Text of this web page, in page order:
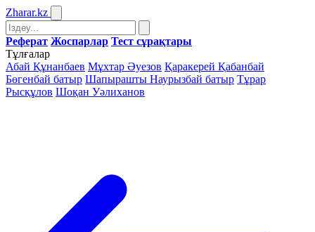
Zharar.kz
Реферат Жоспарлар Тест сұрақтары
Тұлғалар
Абай Құнанбаев Мұхтар Әуезов Қаракерей Қабанбай
Бөгенбай батыр Шапырашты Наурызбай батыр Тұрар
Рысқұлов Шоқан Уәлиханов